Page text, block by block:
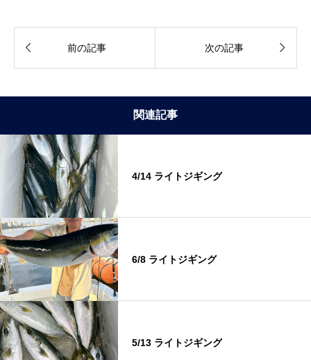
 前の記事 次の記事 
関連記事
4/14 ライトジギング
6/8 ライトジギング
5/13 ライトジギング